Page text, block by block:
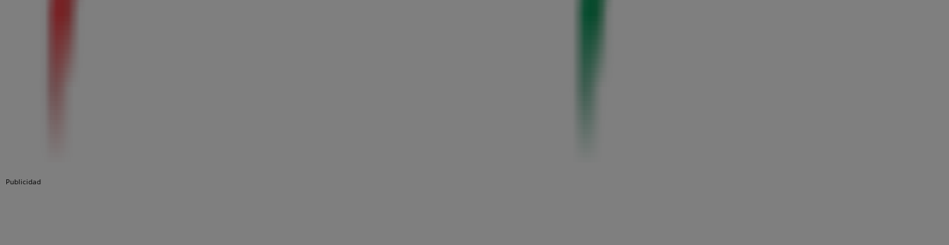
Publicidad